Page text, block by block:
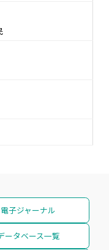
電子ジャーナル
ータベース一覧